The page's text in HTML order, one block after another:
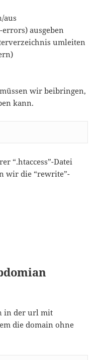
aus
ausgeben
umleiten
wir beibringen,
kann.
“.htaccess”-Datei
wir die “rewrite”-
in der url mit
die domain ohne